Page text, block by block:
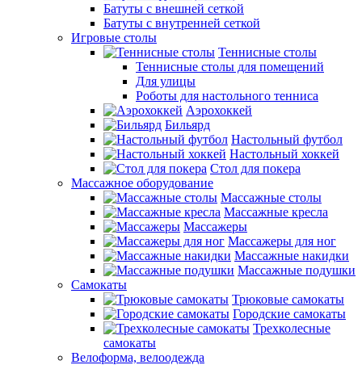
Батуты с внешней сеткой
Батуты с внутренней сеткой
Игровые столы
Теннисные столы
Теннисные столы для помещений
Для улицы
Роботы для настольного тенниса
Аэрохоккей
Бильярд
Настольный футбол
Настольный хоккей
Стол для покера
Массажное оборудование
Массажные столы
Массажные кресла
Массажеры
Массажеры для ног
Массажные накидки
Массажные подушки
Самокаты
Трюковые самокаты
Городские самокаты
Трехколесные
самокаты
Велоформа, велоодежда